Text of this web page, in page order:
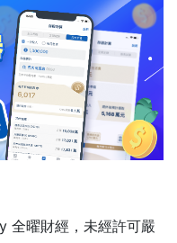
全曜財經，未經許可嚴